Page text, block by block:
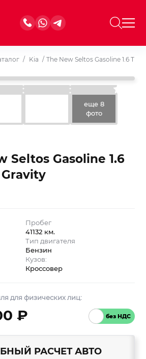
/ Kia / The New Seltos Gasoline 1.6
еще 8
фото
Seltos Gasoline 1.6
Пробег
41132 км.
Тип двигателя
Бензин
Кузов:
Кроссовер
для физических лиц:
₽
РАСЧЕТ АВТО